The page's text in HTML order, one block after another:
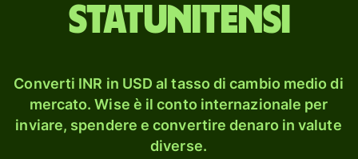
statunitensi
Converti INR in USD al tasso di cambio medio di
mercato. Wise è il conto internazionale per
inviare, spendere e convertire denaro in valute
diverse.